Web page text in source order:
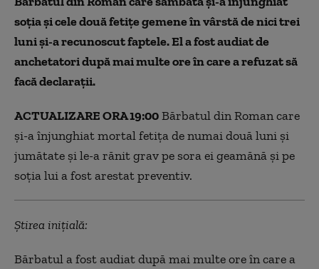
soția și cele două fetițe gemene în vârstă de nici trei
luni și-a recunoscut faptele. El a fost audiat de
anchetatori după mai multe ore în care a refuzat să
facă declarații.
ACTUALIZARE ORA 19:00Bărbatul din Roman care
și-a înjunghiat mortal fetița de numai două luni și
jumătate și le-a rănit grav pe sora ei geamănă și pe
soția lui a fost arestat preventiv.
Știrea inițială:
Bărbatul a fost audiat după mai multe ore în care a